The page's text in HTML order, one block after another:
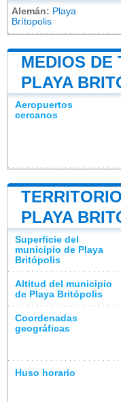
Alemán: Playa
Brítopolis
MEDIOS DE
PLAYA
Aeropuertos
cercanos
PLAYA
Superficie del
municipio de Playa
Britópolis
Altitud del municipio
de Playa Britópolis
Coordenadas
geográficas
Huso horario